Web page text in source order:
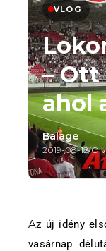
VLOG
–
ahol
Balage
2019-08-12/
Az új idény első bajnoki meccsét játszotta a DVSC
vasárnap